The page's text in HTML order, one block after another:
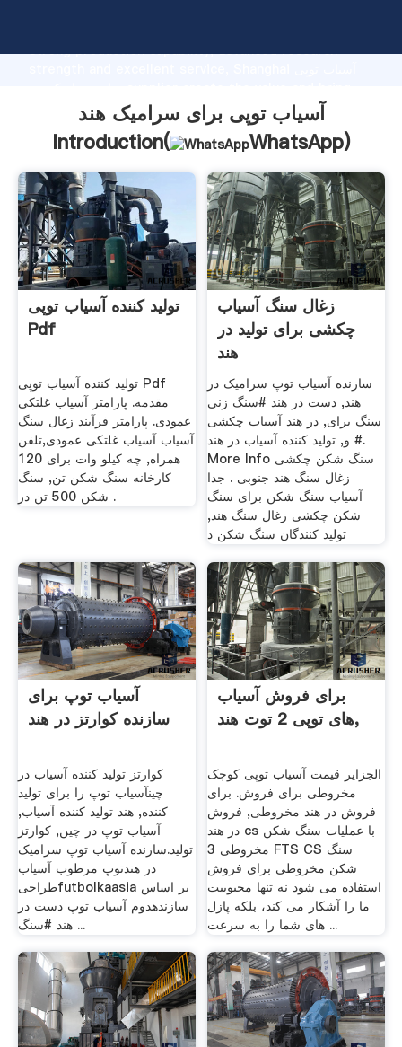
strong production capability, advanced research
values to all of customers.
آسیاب توپی برای سرامیک هند
Introduction(
WhatsApp)
تولید کننده آسیاب توپی
Pdf
تولید کننده آسیاب توپی Pdf
مقدمه. پارامتر آسیاب غلتکی
عمودی. پارامتر فرآیند زغال سنگ
آسیاب آسیاب غلتکی عمودی,تلفن
همراه, چه کیلو وات برای 120
کارخانه سنگ شکن تن, سنگ
شکن 500 تن در .
زغال سنگ آسیاب
چکشی برای تولید در
هند
سازنده آسیاب توپ سرامیک در
هند, دست در هند #سنگ زنی
سنگ برای, در هند آسیاب چکشی
و, تولید کننده آسیاب در هند #.
More Info سنگ شکن چکشی
زغال سنگ هند جنوبی . جدا
آسیاب سنگ شکن برای سنگ
شکن چکشی زغال سنگ هند,
تولید کنندگان سنگ شکن د
آسیاب توپ برای
سازنده کوارتز در هند
کوارتز تولید کننده آسیاب در
چینآسیاب توپ را برای تولید
کننده, هند تولید کننده آسیاب,
آسیاب توپ در چین, کوارتز
تولید.سازنده آسیاب توپ سرامیک
در هندتوپ مرطوب آسیاب
طراحیfutbolkaasia بر اساس
سازندهدوم آسیاب توپ دست در
هند #سنگ ...
برای فروش آسیاب
های توپی 2 توت هند,
الجزایر قیمت آسیاب توپی کوچک
مخروطی برای فروش. برای
فروش در هند مخروطی, فروش
در هند cs با عملیات سنگ شکن
مخروطی 3 FTS CS سنگ
شکن مخروطی برای فروش
استفاده می شود نه تنها محبوبیت
ما را آشکار می کند، بلکه پازل
های شما را به سرعت ...